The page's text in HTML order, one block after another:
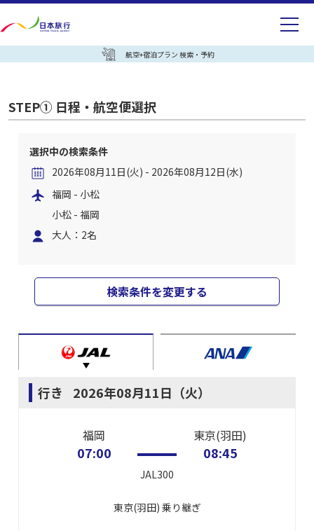
航空+宿泊プラン 検索・予約
STEP① 日程・航空便選択
選択中の検索条件
2026年08月11日(火) - 2026年08月12日(水)
福岡 - 小松
小松 - 福岡
大人：2名
検索条件を変更する
行き 2026年08月11日（火）
福岡
07:00
JAL300
東京(羽田)
08:45
東京(羽田) 乗り継ぎ